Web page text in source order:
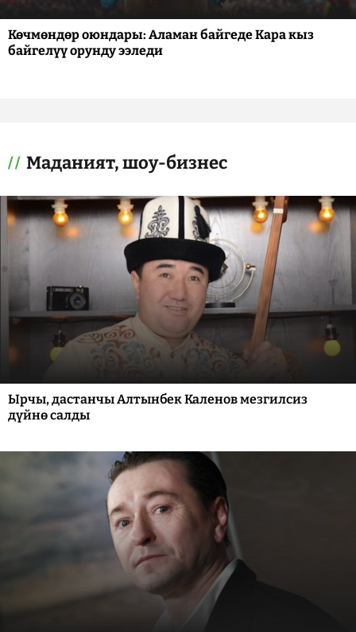
Көчмөндөр оюндары: Аламан байгеде Кара кыз
байгелүү орунду ээледи
Маданият, шоу-бизнес
Ырчы, дастанчы Алтынбек Каленов мезгилсиз
дүйнө салды